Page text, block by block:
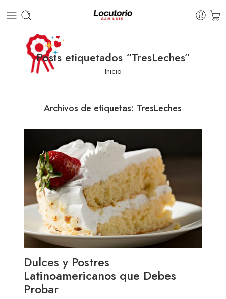
Posts etiquetados “TresLeches”
Inicio
Archivos de etiquetas: TresLeches
Dulces y Postres
Latinoamericanos que Debes
Probar